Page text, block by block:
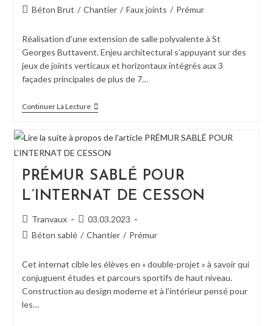
de
publiée :
PostBéton Brut / Chantier / Faux joints / Prémur
Réalisation d’une extension de salle polyvalente à St
Georges Buttavent. Enjeu architectural s’appuyant sur des
jeux de joints verticaux et horizontaux intégrés aux 3
façades principales de plus de 7…
Continuer La LecturePRÉMUR
BRUT
LA
DES
DE
GEORGES-
BUTTAVENT
PRÉMUR SABLÉ POUR
L’INTERNAT DE CESSON
Auteur/autrice
de
Tranvaux
Publication
publiée :
03.03.2023
PostBéton sablé / Chantier / Prémur
Cet internat cible les élèves en « double-projet » à savoir qui
conjuguent études et parcours sportifs de haut niveau.
Construction au design moderne et à l'intérieur pensé pour
les…